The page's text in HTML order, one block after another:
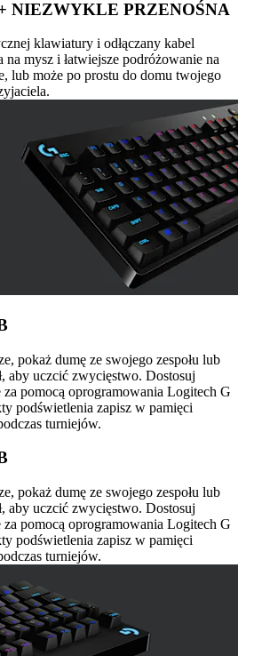
NIEZWYKLE PRZENOŚNA
klawiatury i odłączany kabel
na mysz i łatwiejsze podróżowanie na
lub może po prostu do domu twojego
pokaż dumę ze swojego zespołu lub
aby uczcić zwycięstwo. Dostosuj
pomocą oprogramowania Logitech G
podświetlenia zapisz w pamięci
turniejów.
pokaż dumę ze swojego zespołu lub
aby uczcić zwycięstwo. Dostosuj
pomocą oprogramowania Logitech G
podświetlenia zapisz w pamięci
turniejów.